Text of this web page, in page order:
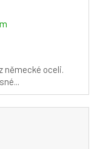
německé oceli.